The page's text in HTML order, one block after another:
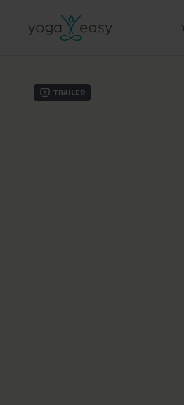
Trailer